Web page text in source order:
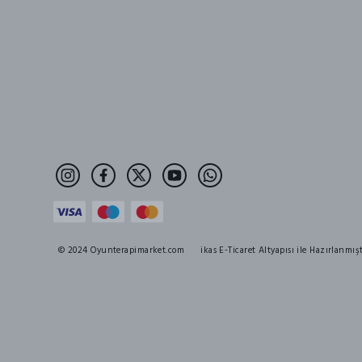
© 2024 Oyunterapimarket.com ikas E-Ticaret Altyapısı ile